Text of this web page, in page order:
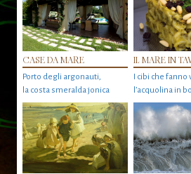
CASE DA MARE
Porto degli argonauti,
la costa smeralda jonica
IL MARE IN
I cibi che fanno
l’acquolina in